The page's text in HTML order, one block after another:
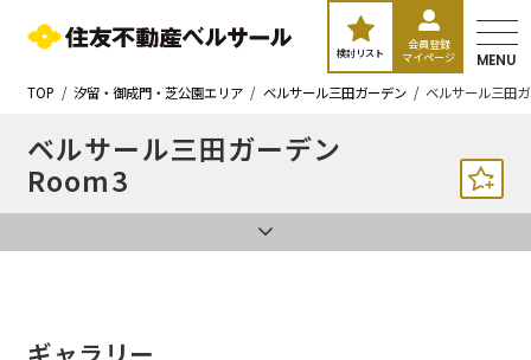
検討リスト
会員登録
マイページ
MENU
TOP
汐留・御成門・芝公園エリア ベルサール三田ガーデン ベルサール三田
ベルサール三田ガーデン
Room3
ギャラリー